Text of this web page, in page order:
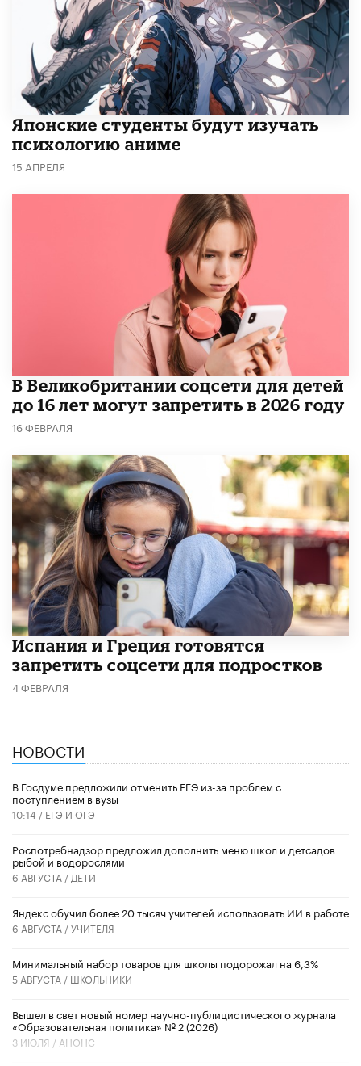
Японские студенты будут изучать
психологию аниме
15 АПРЕЛЯ
В Великобритании соцсети для детей
до 16 лет могут запретить в 2026 году
16 ФЕВРАЛЯ
Испания и Греция готовятся
запретить соцсети для подростков
4 ФЕВРАЛЯ
НОВОСТИ
В Госдуме предложили отменить ЕГЭ из-за проблем с
поступлением в вузы
10:14 / ЕГЭ И ОГЭ
Роспотребнадзор предложил дополнить меню школ и детсадов
рыбой и водорослями
6 АВГУСТА / ДЕТИ
​Яндекс обучил более 20 тысяч учителей использовать ИИ в работе
6 АВГУСТА /УЧИТЕЛЯ
Минимальный набор товаров для школы подорожал на 6,3%
5 АВГУСТА / ШКОЛЬНИКИ
Вышел в свет новый номер научно-публицистического журнала
«Образовательная политика» № 2 (2026)
3 ИЮЛЯ / АНОНС